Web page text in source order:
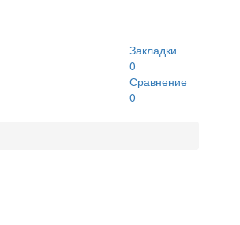
Закладки
0
Сравнение
0